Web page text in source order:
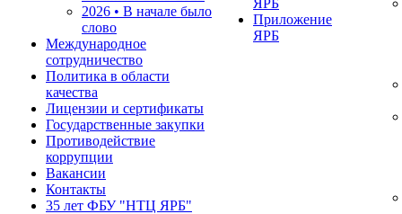
2026 • В начале было
слово
Международное
сотрудничество
Политика в области
качества
Лицензии и сертификаты
Государственные закупки
Противодействие
коррупции
Вакансии
Контакты
35 лет ФБУ "НТЦ ЯРБ"
ЯРБ
Приложение
ЯРБ